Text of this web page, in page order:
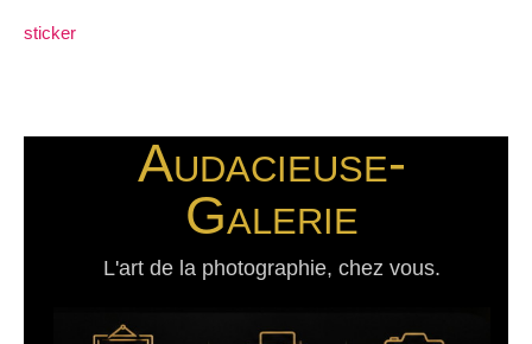
sticker
Audacieuse-
Galerie
L'art de la photographie, chez vous.